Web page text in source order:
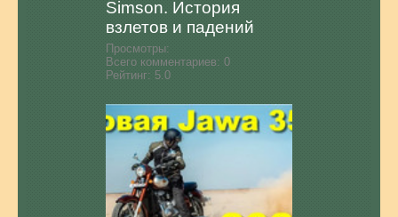
Simson. История
взлетов и падений
Просмотры:
Всего комментариев: 0
Рейтинг: 5.0